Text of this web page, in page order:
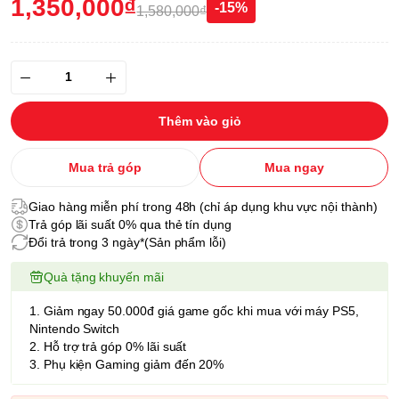
1,350,000₫1,580,000₫ -15%
Thêm vào giỏ
Mua trả góp Mua ngay
Giao hàng miễn phí trong 48h (chỉ áp dụng khu vực nội thành)
Trả góp lãi suất 0% qua thẻ tín dụng
Đổi trả trong 3 ngày*(Sản phẩm lỗi)
Quà tặng khuyến mãi
1. Giảm ngay 50.000đ giá game gốc khi mua với máy PS5,
Nintendo Switch
2. Hỗ trợ trả góp 0% lãi suất
3. Phụ kiện Gaming giảm đến 20%